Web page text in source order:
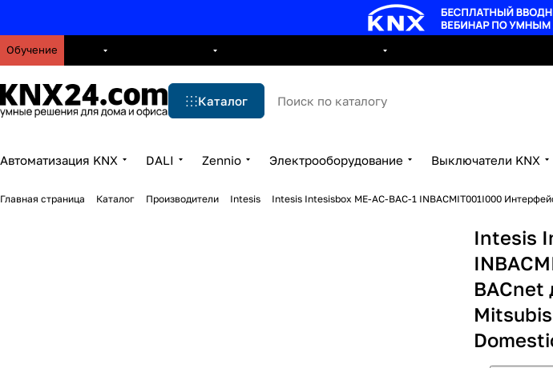
Обучение
Каталог
Автоматизация KNX DALI Zennio Электрооборудование Выключатели KNX
Главная страница Каталог Производители Intesis Intesis Intesisbox ME-AC-BAC-1 INBACMIT001I000
Intesis
BACnet